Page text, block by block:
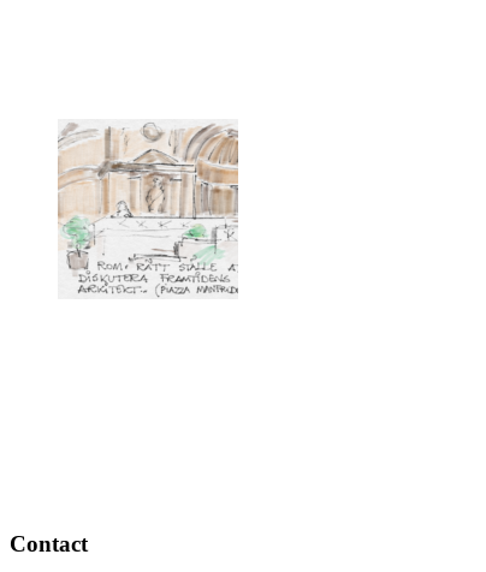
Contact